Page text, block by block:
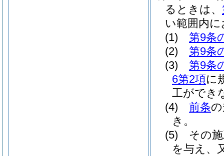
るときは、
い範囲内
(1)
第9条
(2)
第9条
(3)
第9条
6第2項に
工ができ
(4)
前条
き。
(5)
その
を与え、